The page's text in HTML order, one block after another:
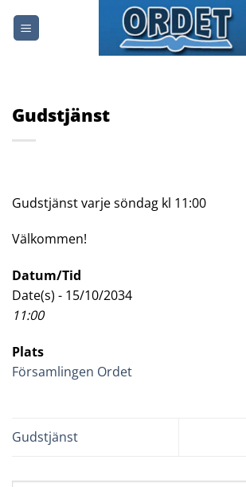
Gudstjänst
Gudstjänst varje söndag kl 11:00
Välkommen!
Datum/Tid
Date(s) - 15/10/2034
11:00
Plats
Församlingen Ordet
Gudstjänst